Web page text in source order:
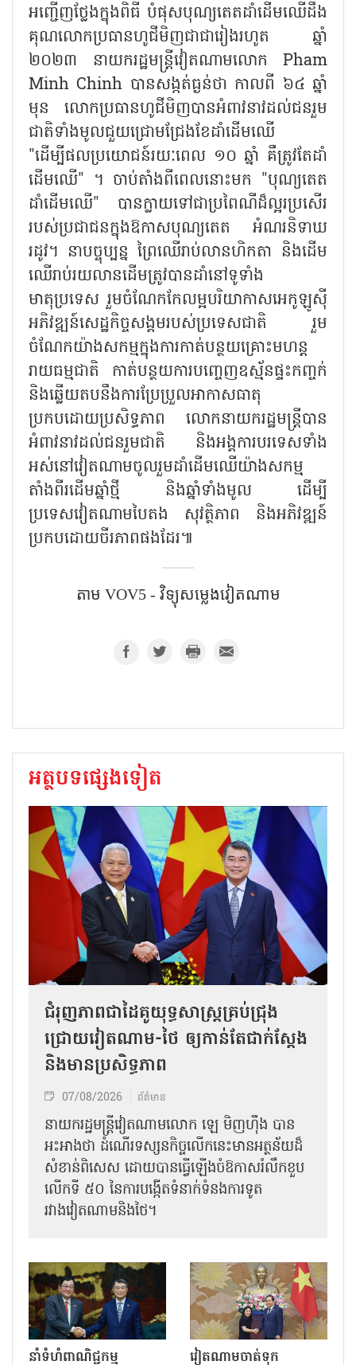
អញ្ជើញថ្លែងក្នុងពិធី បំផុសបុណ្យតេតដាំដើមឈើដឹង
គុណលោកប្រធានហូជីមិញជាជារៀងរហូត ឆ្នាំ
២០២៣ នាយករដ្ឋមន្ត្រីវៀតណាមលោក Pham
Minh Chinh បានសង្កត់ធ្ងន់ថា កាលពី ៦៤ ឆ្នាំ
មុន លោកប្រធានហូជីមិញបានអំពាវនាវដល់ជនរួម
ជាតិទាំងមូលជួយជ្រោមជ្រែងខែដាំដើមឈើ
"ដើម្បីផលប្រយោជន៍រយៈពេល ១០ ឆ្នាំ គឺត្រូវតែដាំ
ដើមឈើ" ។ ចាប់តាំងពីពេលនោះមក "បុណ្យតេត
ដាំដើមឈើ" បានក្លាយទៅជាប្រពៃណីដ៏ល្អរប្រសើរ
របស់ប្រជាជនក្នុងឱកាសបុណ្យតេត អំណរនិទាឃ
រដូវ។ នាបច្ចុប្បន្ន ព្រៃឈើរាប់លានហិកតា និងដើម
ឈើរាប់រយលានដើមត្រូវបានដាំនៅទូទាំង
មាតុប្រទេស រួមចំណែកកែលម្អបរិយាកាសអេកូឡូស៊ី
អភិវឌ្ឍន៍សេដ្ឋកិច្ចសង្គមរបស់ប្រទេសជាតិ រួម
ចំណែកយ៉ាងសកម្មក្នុងការកាត់បន្ថយគ្រោះមហន្ត
រាយធម្មជាតិ កាត់បន្ថយការបញ្ចេញឧស្ម័នផ្ទះកញ្ចក់
និងឆ្លើយតបនឹងការប្រែប្រួលអាកាសធាតុ
ប្រកបដោយប្រសិទ្ធភាព លោកនាយករដ្ឋមន្ត្រីបាន
អំពាវនាវដល់ជនរួមជាតិ និងអង្គការបរទេសទាំង
អស់នៅវៀតណាមចូលរួមដាំដើមឈើយ៉ាងសកម្ម
តាំងពីរដើមឆ្នាំថ្មី និងឆ្នាំទាំងមូល ដើម្បី
ប្រទេសវៀតណាមបៃតង សុវត្ថិភាព និងអភិវឌ្ឍន៍
ប្រកបដោយចីរភាពផងដែរ៕
តាម​ VOV5 - វិទ្យុសម្លេងវៀតណាម
អត្ថបទផ្សេងទៀត
ជំរុញភាពជាដៃគូយុទ្ធសាស្ត្រគ្រប់ជ្រុង
ជ្រោយវៀតណាម-ថៃ ឲ្យកាន់តែជាក់ស្ដែង
និងមានប្រសិទ្ធភាព
07/08/2026 ព័ត៌មាន
នាយករដ្ឋមន្ត្រីវៀតណាមលោក ឡេ មិញហ៊ឹង បាន
អះអាងថា ដំណើរទស្សនកិច្ចលើកនេះមានអត្ថន័យដ៏
សំខាន់ពិសេស ដោយបានធ្វើឡើងចំឱកាសរំលឹកខួប
លើកទី ៥០ នៃការបង្កើតទំនាក់ទំនងការទូត
រវាងវៀតណាមនិងថៃ។
នាំទំហំពាណិជ្ជកម្ម វៀតណាមចាត់ទុក